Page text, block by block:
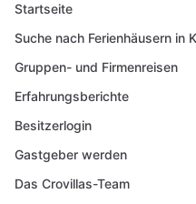
Startseite
Suche nach Ferienhäusern in
Gruppen- und Firmenreisen
Erfahrungsberichte
Besitzerlogin
Gastgeber werden
Das Crovillas-Team